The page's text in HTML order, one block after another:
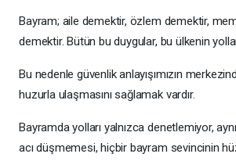
Bayram; aile demektir, özlem demektir,
demektir. Bütün bu duygular, bu ülkenin
Bu nedenle güvenlik anlayışımızın
huzurla ulaşmasını sağlamak vardır.
Bayramda yolları yalnızca denetlemiyor,
acı düşmemesi, hiçbir bayram sevincinin